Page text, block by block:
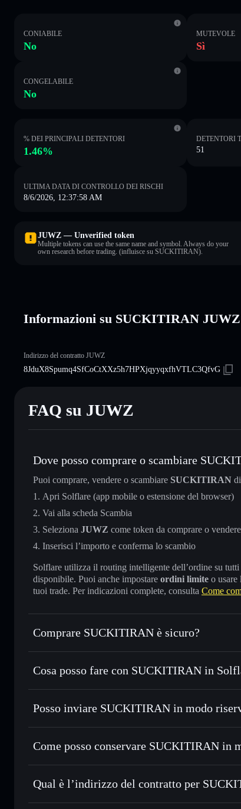
CONIABILE
No
MUTEVOLE
Sì
CONGELABILE
No
% DEI PRINCIPALI DETENTORI
1.46%
DETENTORI
51
ULTIMA DATA DI CONTROLLO DEI RISCHI
8/6/2026, 12:37:58 AM
JUWZ — Unverified token
Multiple tokens can use the same name and symbol. Always do your
own research before trading. (influisce su SUCKITIRAN).
Informazioni su SUCKITIRAN JUWZ
Indirizzo del contratto JUWZ
8JduX8Spumq4SfCoCtXXz5h7HPXjqyyqxfhVTLC3QfvG
FAQ su JUWZ
Dove posso comprare o scambiare
Puoi comprare, vendere o scambiare SUCKITIRAN
Apri Solflare (app mobile o estensione del browser)
Vai alla scheda Scambia
Seleziona JUWZ come token da comprare o vendere
Inserisci l’importo e conferma lo scambio
Solflare utilizza il routing intelligente dell’ordine su
disponibile. Puoi anche impostare ordini limite o usare
tuoi trade. Per indicazioni complete, consulta Come
Comprare SUCKITIRAN è sicuro?
SUCKITIRAN non è verificato
Cosa posso fare con SUCKITIRAN in
SUCKITIRAN
wallet Solflare
Scambiare istantaneamente— scambia JUWZ in
Usare il DCA— applica la strategia dollar-cost
Inviare in modo riservato— trasferisci JUWZ
privacy incorporato di Solflare
Posso inviare SUCKITIRAN in modo
Aggregatore di privacy
Come posso conservare SUCKITIRAN in
SUCKITIRAN
privacy
Qual è l’indirizzo del contratto per